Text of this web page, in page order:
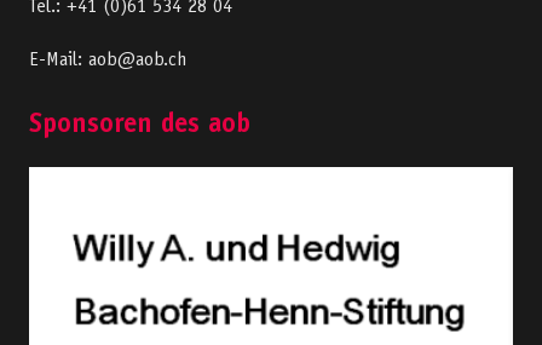
Tel.: +41 (0)61 534 28 04
E-Mail: aob@aob.ch
Sponsoren des aob